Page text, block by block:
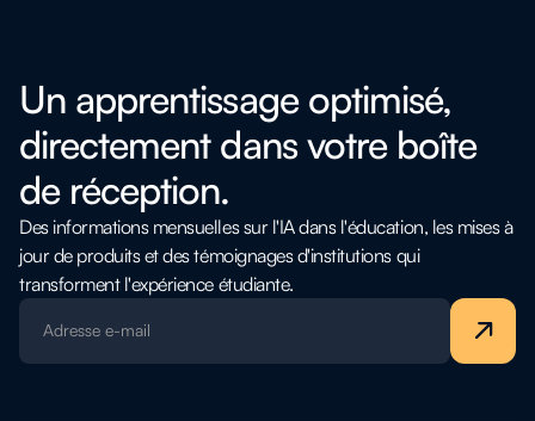
Un apprentissage optimisé,
directement dans votre boîte
de réception.
Des informations mensuelles sur l'IA dans l'éducation, les mises à
jour de produits et des témoignages d'institutions qui
transforment l'expérience étudiante.